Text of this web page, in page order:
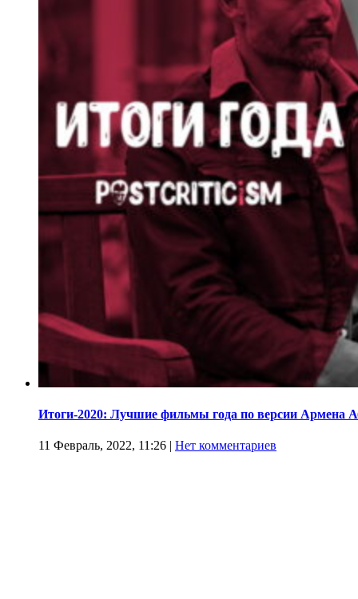
Итоги-2020: Лучшие фильмы года по версии Армена
11 Февраль, 2022, 11:26 | Нет комментариев